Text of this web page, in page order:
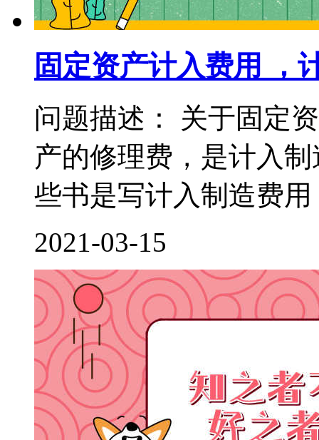
固定资产计入费用 ，
问题描述： 关于固定
产的修理费，是计入
些书是写计入制造费
2021-03-15